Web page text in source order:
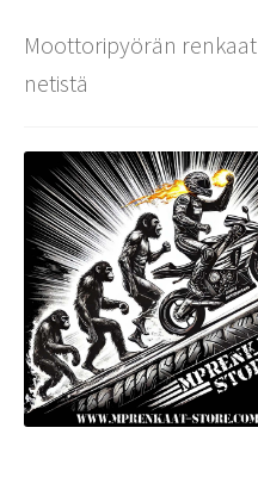
Moottoripyörän renkaat
netistä